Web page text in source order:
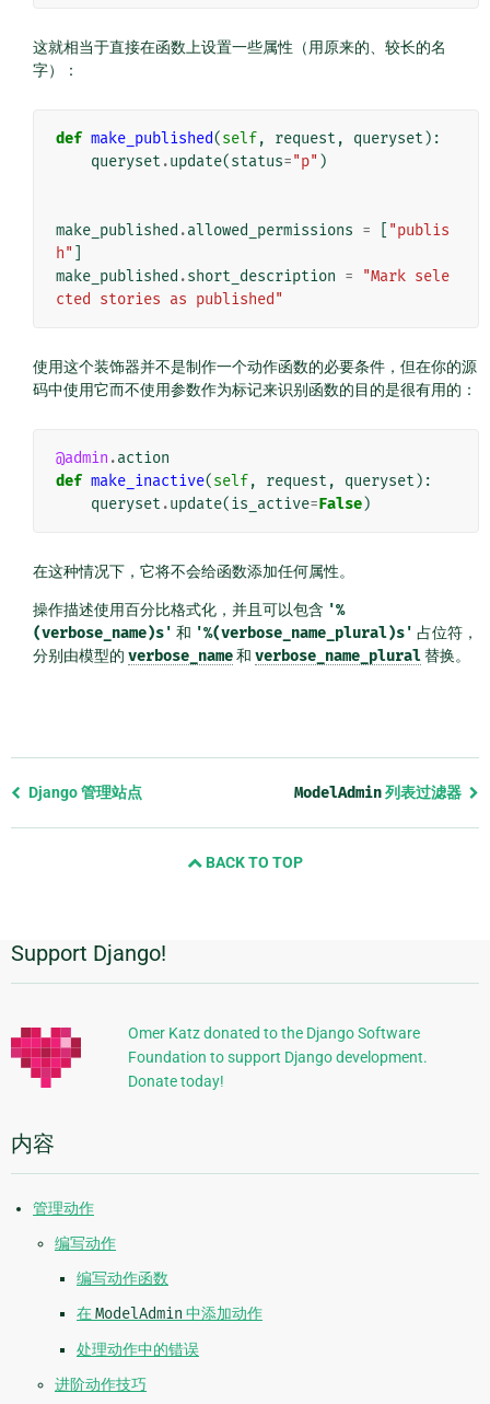
这就相当于直接在函数上设置一些属性（用原来的、较长的名
字）：
def make_published(self, request , queryset ):
queryset .update(status="p" )
make_published .allowed_permissions =
"publis
h"
make_published .short_description =
"Mark sele
cted stories as published"
使用这个装饰器并不是制作一个动作函数的必要条件，但在你的源
码中使用它而不使用参数作为标记来识别函数的目的是很有用的：
@admin .action
def make_inactive(self, request , queryset ):
queryset .update(is_active=False)
在这种情况下，它将不会给函数添加任何属性。
操作描述使用百分比格式化，并且可以包含 '%
(verbose_name)s' 和 '%(verbose_name_plural)s' 占位符，
分别由模型的 verbose_name和 verbose_name_plural 替换。
Previous
Django 管理站点 ModelAdmin列表过滤器
BACK TO TOP
附
加
信
息
Support Django!
Omer Katz donated to the Django Software
Foundation to support Django development.
Donate today!
内容
管理动作
编写动作
编写动作函数
在ModelAdmin 中添加动作
处理动作中的错误
进阶动作技巧